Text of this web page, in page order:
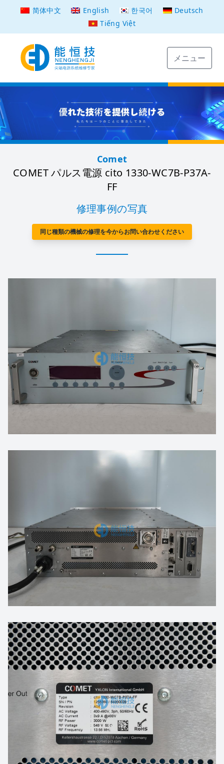
简体中文 English 한국어
Deutsch
Tiếng Việt
メニュー
Comet
COMET パルス電源 cito 1330-WC7B-P37A-
FF
修理事例の写真
同じ種類の機械の修理を今からお問い合わせください